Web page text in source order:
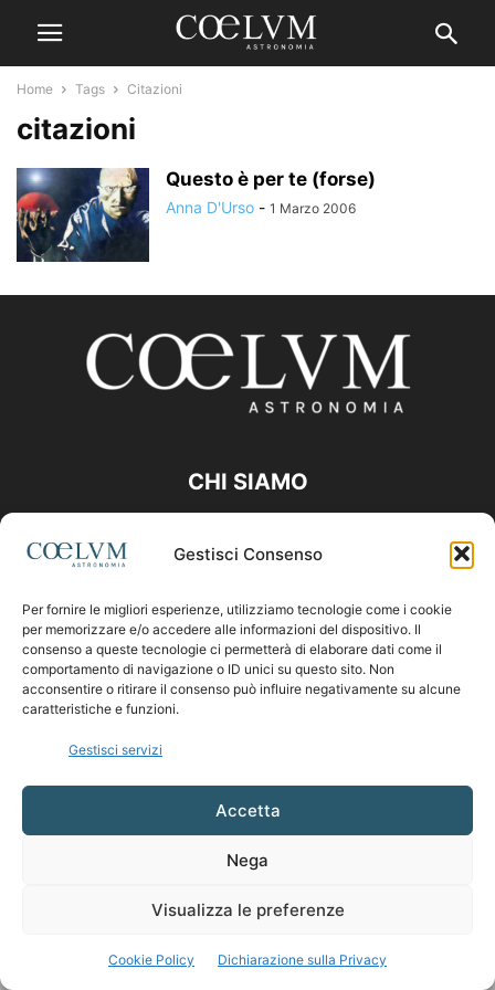
Gestisci Consenso
Per fornire le migliori esperienze, utilizziamo tecnologie come i cookie
per memorizzare e/o accedere alle informazioni del dispositivo. Il
consenso a queste tecnologie ci permetterà di elaborare dati come il
comportamento di navigazione o ID unici su questo sito. Non
acconsentire o ritirare il consenso può influire negativamente su alcune
caratteristiche e funzioni.
Gestisci servizi
Accetta
Nega
Visualizza le preferenze
Cookie Policy Dichiarazione sulla Privacy
Home Tags Citazioni
citazioni
Questo è per te (forse)
Anna D'Urso - 1 Marzo 2006
CHI SIAMO
Contattaci:coelumastro@coelum.com
SEGUICI